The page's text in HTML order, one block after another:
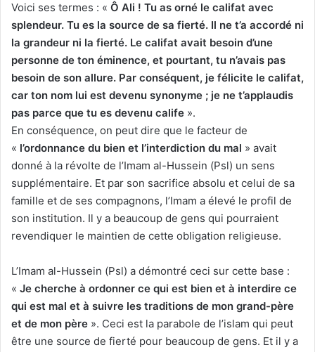
Voici ses termes : « Ô Ali ! Tu as orné le califat avec
splendeur. Tu es la source de sa fierté. Il ne t’a accordé ni
la grandeur ni la fierté. Le califat avait besoin d’une
personne de ton éminence, et pourtant, tu n’avais pas
besoin de son allure. Par conséquent, je félicite le califat,
car ton nom lui est devenu synonyme ; je ne t’applaudis
pas parce que tu es devenu calife ».
En conséquence, on peut dire que le facteur de
« l’ordonnance du bien et l’interdiction du mal » avait
donné à la révolte de l’Imam al-Hussein (Psl) un sens
supplémentaire. Et par son sacrifice absolu et celui de sa
famille et de ses compagnons, l’Imam a élevé le profil de
son institution. Il y a beaucoup de gens qui pourraient
revendiquer le maintien de cette obligation religieuse.
L’Imam al-Hussein (Psl) a démontré ceci sur cette base :
« Je cherche à ordonner ce qui est bien et à interdire ce
qui est mal et à suivre les traditions de mon grand-père
et de mon père ». Ceci est la parabole de l’islam qui peut
être une source de fierté pour beaucoup de gens. Et il y a